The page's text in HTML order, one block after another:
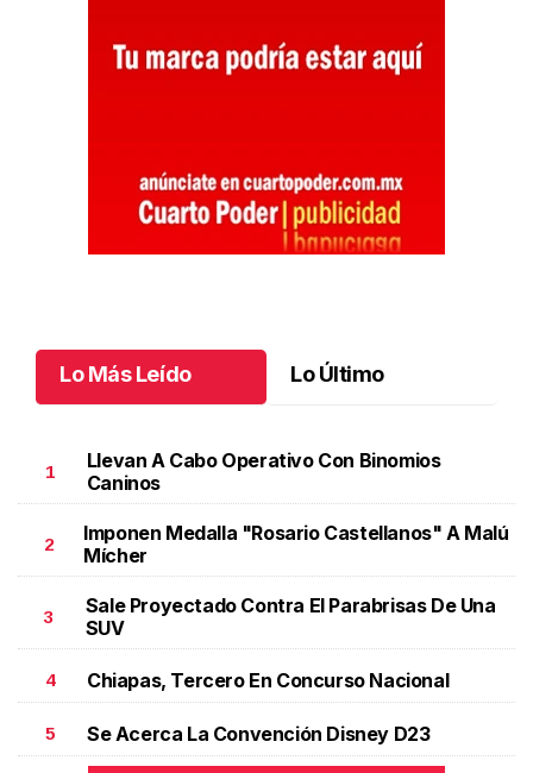
Lo Más Leído Lo Último
1
Llevan A Cabo Operativo Con Binomios
Caninos
2
Imponen Medalla "Rosario Castellanos" A Malú
Mícher
3
Sale Proyectado Contra El Parabrisas De Una
SUV
4 Chiapas, Tercero En Concurso Nacional
5 Se Acerca La Convención Disney D23